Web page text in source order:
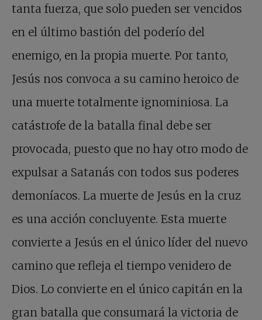
tanta fuerza, que solo pueden ser vencidos
en el último bastión del poderío del
enemigo, en la propia muerte. Por tanto,
Jesús nos convoca a su camino heroico de
una muerte totalmente ignominiosa. La
catástrofe de la batalla final debe ser
provocada, puesto que no hay otro modo de
expulsar a Satanás con todos sus poderes
demoníacos. La muerte de Jesús en la cruz
es una acción concluyente. Esta muerte
convierte a Jesús en el único líder del nuevo
camino que refleja el tiempo venidero de
Dios. Lo convierte en el único capitán en la
gran batalla que consumará la victoria de